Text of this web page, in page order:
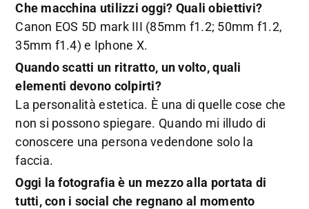
Che macchina utilizzi oggi? Quali obiettivi?
Canon EOS 5D mark III (85mm f1.2; 50mm f1.2,
35mm f1.4) e Iphone X.
Quando scatti un ritratto, un volto, quali
elementi devono colpirti?
La personalità estetica. È una di quelle cose che
non si possono spiegare. Quando mi illudo di
conoscere una persona vedendone solo la
faccia.
Oggi la fotografia è un mezzo alla portata di
tutti, con i social che regnano al momento